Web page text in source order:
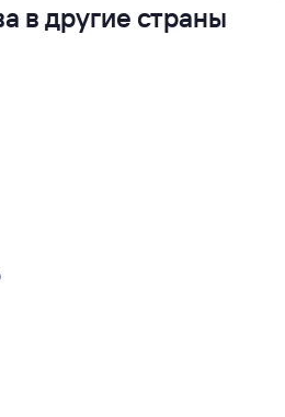
в другие страны